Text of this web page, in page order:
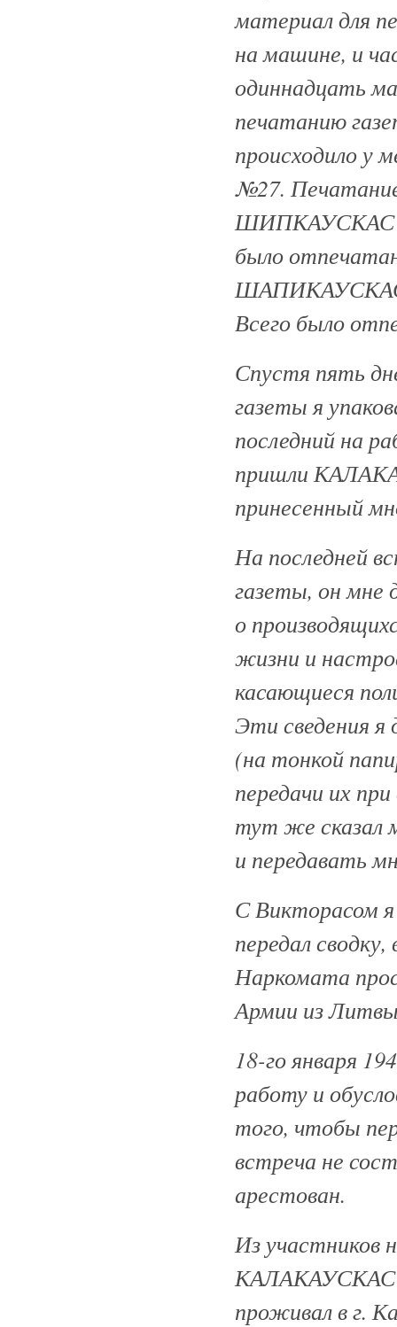
материал для
на машине, и
одиннадцать
печатанию
происходило у
№27.
ШИПКАУСКАС
было
ШАПИКАУСКАС
Всего было
Спустя пять
газеты я
последний на
пришли
принесенный
На последней
газеты, он мне
о
жизни и
касающиеся
Эти сведения
(на тонкой
передачи их
тут же сказал
и передавать
С Викторасом
передал
Наркомата
Армии из
18-го января
работу и
того, чтобы
встреча не
арестован.
Из участников
КАЛАКАУСКАС
проживал в г.